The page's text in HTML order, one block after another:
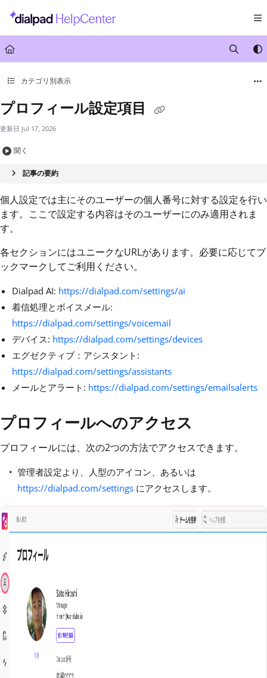
Documentation Index
Fetch the complete documentation index at:
Use this file to discover all available pages before exploring further.
カテゴリ別表示
プロフィール設定項目
更新日 Jul 17, 2026
聞く
記事の要約
個人設定では主にそのユーザーの個人番号に対する設定を行い
ます。ここで設定する内容はそのユーザーにのみ適用されま
す。
各セクションにはユニークなURLがあります。必要に応じてブ
ックマークしてご利用ください。
Dialpad AI: https://dialpad.com/settings/ai
着信処理とボイスメール:
https://dialpad.com/settings/voicemail
デバイス: https://dialpad.com/settings/devices
エグゼクティブ：アシスタント:
https://dialpad.com/settings/assistants
メールとアラート: https://dialpad.com/settings/emailsalerts
プロフィールへのアクセス
プロフィールには、次の2つの方法でアクセスできます。
管理者設定より、人型のアイコン、あるいは
https://dialpad.com/settings にアクセスします。